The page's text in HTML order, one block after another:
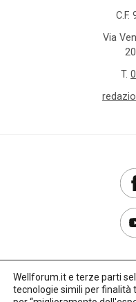
C.F.
Via
T.
Wellforum.it e terze parti
tecnologie simili per finalità